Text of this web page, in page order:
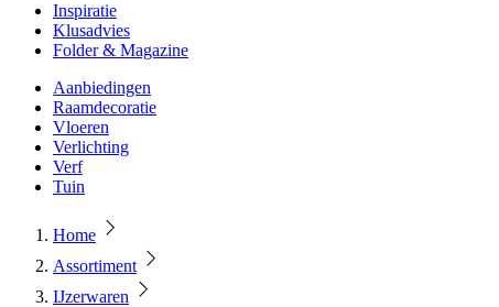
Inspiratie
Klusadvies
Folder & Magazine
Aanbiedingen
Raamdecoratie
Vloeren
Verlichting
Verf
Tuin
Home
Assortiment
IJzerwaren